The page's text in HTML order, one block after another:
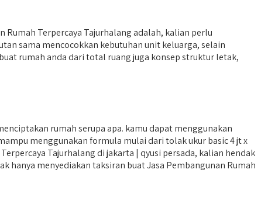
Rumah Terpercaya Tajurhalang adalah, kalian perlu
sama mencocokkan kebutuhan unit keluarga, selain
rumah anda dari total ruang juga konsep struktur letak,
rumah serupa apa. kamu dapat menggunakan
menggunakan formula mulai dari tolak ukur basic 4 jt x
Tajurhalang di jakarta | qyusi persada, kalian hendak
hanya menyediakan taksiran buat Jasa Pembangunan Rumah